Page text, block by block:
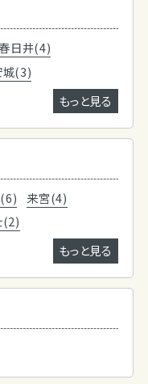
春日井(4)
城(3)
もっと見る
来宮(4)
(2)
もっと見る